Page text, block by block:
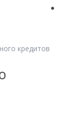
кредитов